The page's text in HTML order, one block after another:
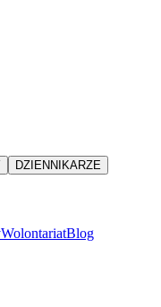
DZIENNIKARZE
WolontariatBlog